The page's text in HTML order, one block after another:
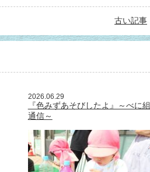
古い記事
2026.06.29
『色みずあそびしたよ』～べに組
通信～